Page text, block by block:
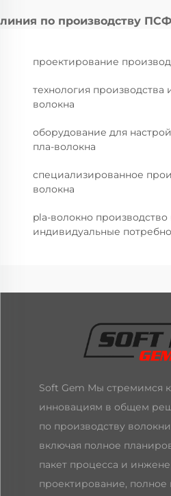
линия по производству ПСФ
проектирование
технология производства
волокна
оборудование для
пла-волокна
специализированное
волокна
pla-волокно
индивидуальные
Soft Gem Мы стремимся
инновациям в общем
по производству
включая полное
пакет процесса и
проектирование, полное